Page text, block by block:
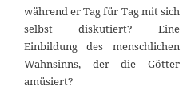
während er Tag für Tag mit sich
selbst diskutiert? Eine
Einbildung des menschlichen
Wahnsinns, der die Götter
amüsiert?